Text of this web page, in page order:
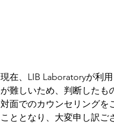
現在、LIB Laboratoryが利
が難しいため、判断したも
対面でのカウンセリングを
こととなり、大変申し訳ご